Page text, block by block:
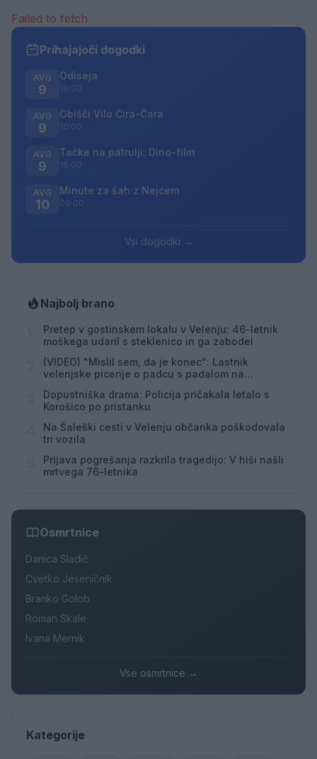
Failed to fetch
Prihajajoči dogodki
AVG
9
Odiseja
19:00
AVG
9
Obišči Vilo Čira-Čara
10:00
AVG
9
Tačke na patrulji: Dino-film
16:00
AVG
10
Minute za šah z Nejcem
09:00
Vsi dogodki →
Najbolj brano
Pretep v gostinskem lokalu v Velenju: 46-letnik
moškega udaril s steklenico in ga zabodel
(VIDEO) "Mislil sem, da je konec": Lastnik
velenjske picerije o padcu s padalom na
Dopustniška drama: Policija pričakala letalo s
Korošico po pristanku
Na Šaleški cesti v Velenju občanka poškodovala
tri vozila
Prijava pogrešanja razkrila tragedijo: V hiši našli
mrtvega 76-letnika
Osmrtnice
Danica Sladič
Cvetko Jeseničnik
Branko Golob
Roman Skale
Ivana Mernik
Vse osmrtnice →
Kategorije